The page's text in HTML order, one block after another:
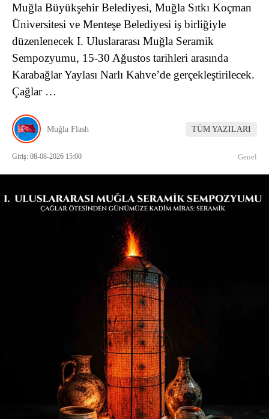
Muğla Büyükşehir Belediyesi, Muğla Sıtkı Koçman
Üniversitesi ve Menteşe Belediyesi iş birliğiyle
düzenlenecek I. Uluslararası Muğla Seramik
Sempozyumu, 15-30 Ağustos tarihleri arasında
Karabağlar Yaylası Narlı Kahve’de gerçekleştirilecek.
Çağlar …
Muğla Flash TÜM YAZILARI
Giriş: 08-08-2026 15:00 Genel